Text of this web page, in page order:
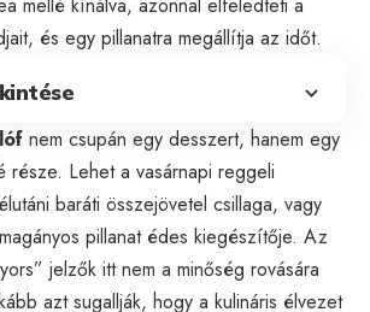
és egy pillanatra megállítja az időt.
nem csupán egy desszert, hanem egy
része. Lehet a vasárnapi reggeli
baráti összejövetel csillaga, vagy
pillanat édes kiegészítője. Az
jelzők itt nem a minőség rovására
azt sugallják, hogy a kulináris élvezet